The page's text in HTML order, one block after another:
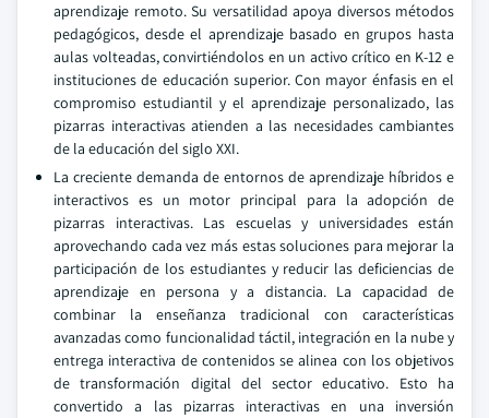
aprendizaje remoto. Su versatilidad apoya diversos métodos
pedagógicos, desde el aprendizaje basado en grupos hasta
aulas volteadas, convirtiéndolos en un activo crítico en K-12 e
instituciones de educación superior. Con mayor énfasis en el
compromiso estudiantil y el aprendizaje personalizado, las
pizarras interactivas atienden a las necesidades cambiantes
de la educación del siglo XXI.
La creciente demanda de entornos de aprendizaje híbridos e
interactivos es un motor principal para la adopción de
pizarras interactivas. Las escuelas y universidades están
aprovechando cada vez más estas soluciones para mejorar la
participación de los estudiantes y reducir las deficiencias de
aprendizaje en persona y a distancia. La capacidad de
combinar la enseñanza tradicional con características
avanzadas como funcionalidad táctil, integración en la nube y
entrega interactiva de contenidos se alinea con los objetivos
de transformación digital del sector educativo. Esto ha
convertido a las pizarras interactivas en una inversión